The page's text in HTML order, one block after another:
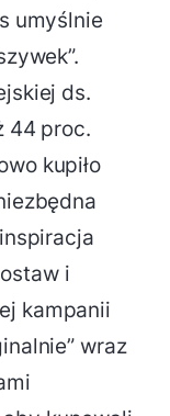
umyślnie
ds.
44 proc.
kupiło
i
kampanii
wraz